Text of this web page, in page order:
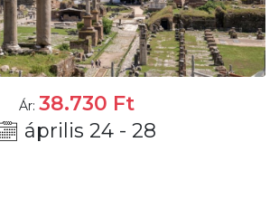
Ár: 38.730 Ft
április 24 - 28